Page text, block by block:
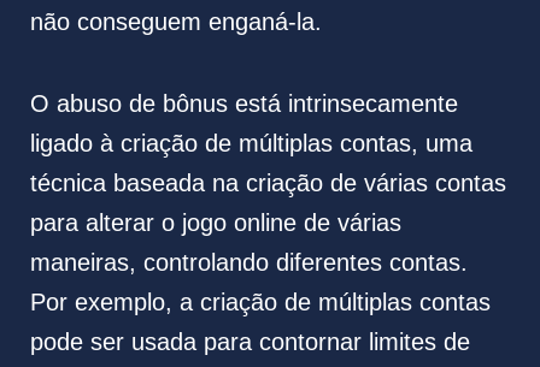
não conseguem enganá-la.
O abuso de bônus está intrinsecamente
ligado à criação de múltiplas contas, uma
técnica baseada na criação de várias contas
para alterar o jogo online de várias
maneiras, controlando diferentes contas.
Por exemplo, a criação de múltiplas contas
pode ser usada para contornar limites de